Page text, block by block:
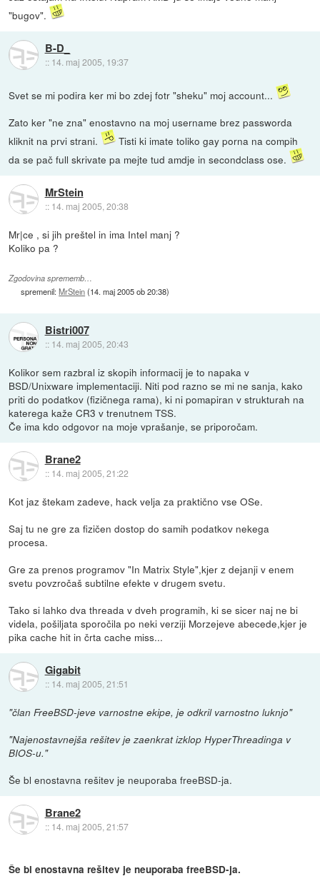
"bugov".
B-D_
:: 14. maj 2005, 19:37
Svet se mi podira ker mi bo zdej fotr "sheku" moj account...
Zato ker "ne zna" enostavno na moj username brez passworda
kliknit na prvi strani.
Tisti ki imate toliko gay porna na compih
da se pač full skrivate pa mejte tud amdje in secondclass ose.
MrStein
:: 14. maj 2005, 20:38
Mr|ce , si jih preštel in ima Intel manj ?
Koliko pa ?
Zgodovina sprememb…
spremenil:MrStein(14. maj 2005 ob 20:38)
Bistri007
:: 14. maj 2005, 20:43
Kolikor sem razbral iz skopih informacij je to napaka v
BSD/Unixware implementaciji. Niti pod razno se mi ne sanja, kako
priti do podatkov (fizičnega rama), ki ni pomapiran v strukturah na
katerega kaže CR3 v trenutnem TSS.
Če ima kdo odgovor na moje vprašanje, se priporočam.
Brane2
:: 14. maj 2005, 21:22
Kot jaz štekam zadeve, hack velja za praktično vse OSe.
Saj tu ne gre za fizičen dostop do samih podatkov nekega
procesa.
Gre za prenos programov "In Matrix Style",kjer z dejanji v enem
svetu povzročaš subtilne efekte v drugem svetu.
Tako si lahko dva threada v dveh programih, ki se sicer naj ne bi
videla, pošiljata sporočila po neki verziji Morzejeve abecede,kjer je
pika cache hit in črta cache miss...
Gigabit
:: 14. maj 2005, 21:51
"član FreeBSD-jeve varnostne ekipe, je odkril varnostno luknjo"
"Najenostavnejša rešitev je zaenkrat izklop HyperThreadinga v
BIOS-u."
Še bl enostavna rešitev je neuporaba freeBSD-ja.
Brane2
:: 14. maj 2005, 21:57
Še bl enostavna rešitev je neuporaba freeBSD-ja.